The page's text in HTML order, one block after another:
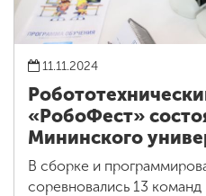
11.11.2024
«РобоФест»
Мининского
В сборке и
соревновались 13 команд